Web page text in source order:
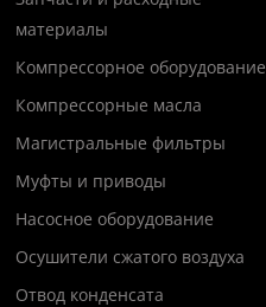
материалы
Компрессорное оборудование
Компрессорные масла
Магистральные фильтры
Муфты и приводы
Насосное оборудование
Осушители сжатого воздуха
Отвод конденсата